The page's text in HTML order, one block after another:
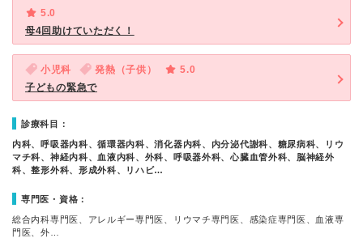
5.0
母4回助けていただく！
小児科 発熱（子供）
5.0
子どもの緊急で
診療科目：
内科、呼吸器内科、循環器内科、消化器内科、内分泌代謝科、糖尿病科、リウ
マチ科、神経内科、血液内科、外科、呼吸器外科、心臓血管外科、脳神経外
科、整形外科、形成外科、リハビ…
専門医・資格：
総合内科専門医、アレルギー専門医、リウマチ専門医、感染症専門医、血液専
門医、外…